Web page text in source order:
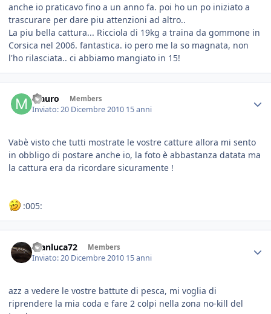
anche io praticavo fino a un anno fa. poi ho un po iniziato a
trascurare per dare piu attenzioni ad altro..
La piu bella cattura... Ricciola di 19kg a traina da gommone in
Corsica nel 2006. fantastica. io pero me la so magnata, non
l'ho rilasciata.. ci abbiamo mangiato in 15!
Mauro Members
Inviato:20 Dicembre 2010 15 anni
Vabè visto che tutti mostrate le vostre catture allora mi sento
in obbligo di postare anche io, la foto è abbastanza datata ma
la cattura era da ricordare sicuramente !
:005:
Gianluca72 Members
Inviato:20 Dicembre 2010 15 anni
azz a vedere le vostre battute di pesca, mi voglia di
riprendere la mia coda e fare 2 colpi nella zona no-kill del